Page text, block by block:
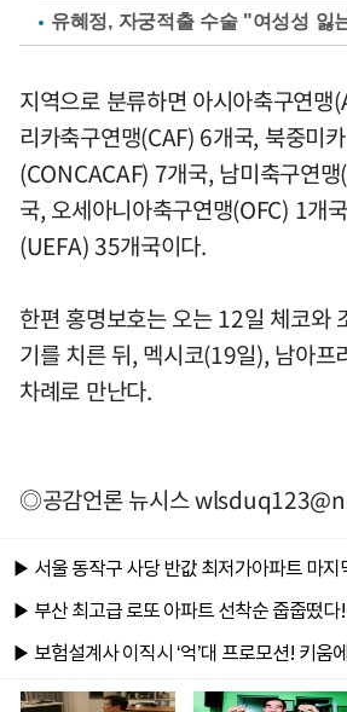
유혜정, 자궁적출 수술 "여성성 잃
지역으로 분류하면 아시아축구연맹
리카축구연맹(CAF) 6개국, 북중미
(CONCACAF) 7개국, 남미축구연
국, 오세아니아축구연맹(OFC) 1개
(UEFA) 35개국이다.
한편 홍명보호는 오는 12일 체코와
기를 치른 뒤, 멕시코(19일), 남아프
차례로 만난다.
◎공감언론 뉴시스